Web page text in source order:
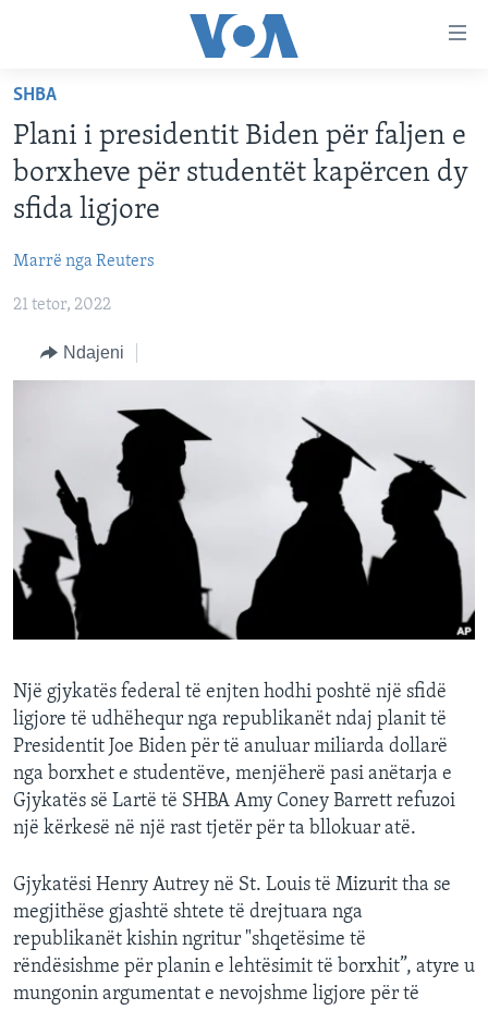
faqen
kryesore
Kalo
tek
faqja
Kalo
tek
FAQJA KRYESORE
KATEGORITË
AMERIKA
EVROPA
BOTA
MJEDISI
SHKENCË DHE TEKNOLOGJI
SHËNDETËSI
INTERVISTA
DITARI
DITARI
Learning English
FOLLOW US
SHBA
Plani i presidentit Biden për faljen e
borxheve për studentët kapërcen dy
sfida ligjore
Marrë nga Reuters
21 tetor, 2022
Ndajeni
Një gjykatës federal të enjten hodhi poshtë një sfidë
ligjore të udhëhequr nga republikanët ndaj planit të
Presidentit Joe Biden për të anuluar miliarda dollarë
nga borxhet e studentëve, menjëherë pasi anëtarja e
Gjykatës së Lartë të SHBA Amy Coney Barrett refuzoi
një kërkesë në një rast tjetër për ta bllokuar atë.
Gjykatësi Henry Autrey në St. Louis të Mizurit tha se
megjithëse gjashtë shtete të drejtuara nga
republikanët kishin ngritur "shqetësime të
rëndësishme për planin e lehtësimit të borxhit”, atyre u
mungonin argumentat e nevojshme ligjore për të